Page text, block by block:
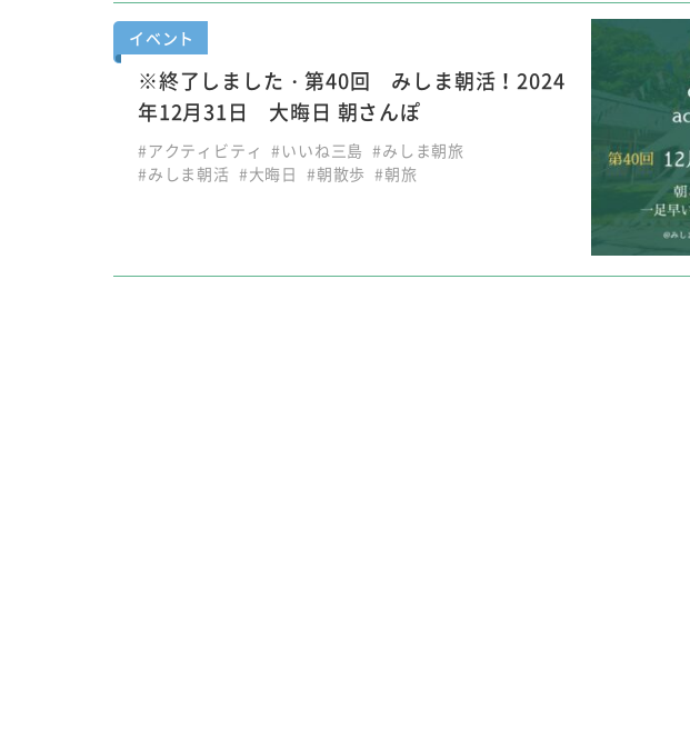
イベント
※終了しました・第40回 みしま朝活！2024
年12月31日 大晦日 朝さんぽ
#アクティビティ #いいね三島 #みしま朝旅
#みしま朝活 #大晦日 #朝散歩 #朝旅